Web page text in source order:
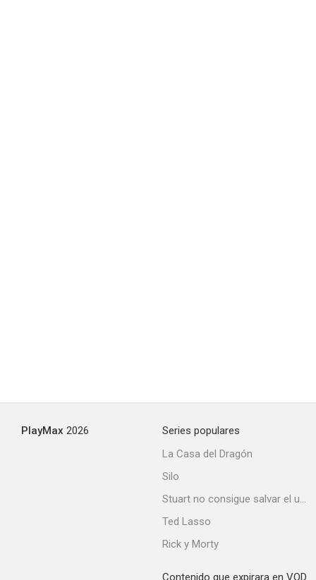
PlayMax 2026
Series populares
La Casa del Dragón
Silo
Stuart no consigue salvar el universo
Ted Lasso
Rick y Morty
Contenido que expirara en VOD